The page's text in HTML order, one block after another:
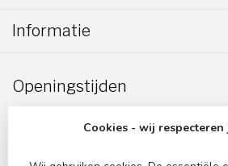
Informatie
Openingstijden
Cookies - wij respecteren